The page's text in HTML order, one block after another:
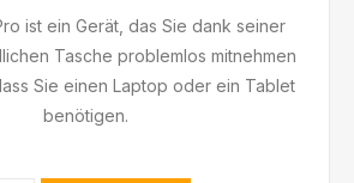
ist ein Gerät, das Sie dank seiner
Tasche problemlos mitnehmen
Sie einen Laptop oder ein Tablet
benötigen.